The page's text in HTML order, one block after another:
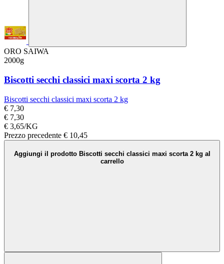
ORO SAIWA
2000g
Biscotti secchi classici maxi scorta 2 kg
Biscotti secchi classici maxi scorta 2 kg
€ 7,30
€ 7,30
€ 3,65/KG
Prezzo precedente € 10,45
Aggiungi il prodotto Biscotti secchi classici maxi scorta 2 kg al
carrello